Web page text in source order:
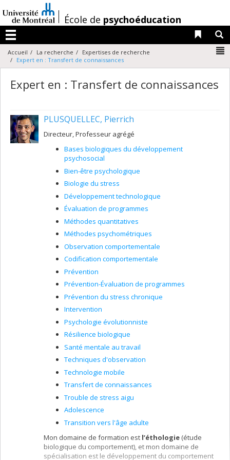
au
contenu
/École de psychoéducation
Menu
Liens
Accueil La recherche
Expertises de recherche
Expert en : Transfert de connaissances
Expert en : Transfert de connaissances
PLUSQUELLEC, Pierrich
Directeur, Professeur agrégé
Bases biologiques du développement
psychosocial
Bien-être psychologique
Biologie du stress
Développement technologique
Évaluation de programmes
Méthodes quantitatives
Méthodes psychométriques
Observation comportementale
Codification comportementale
Prévention
Prévention-Évaluation de programmes
Prévention du stress chronique
Intervention
Psychologie évolutionniste
Résilience biologique
Santé mentale au travail
Techniques d'observation
Technologie mobile
Transfert de connaissances
Trouble de stress aigu
Adolescence
Transition vers l'âge adulte
Mon domaine de formation est l’éthologie (étude
biologique du comportement), et mon domaine de
spécialisation est le développement du comportement